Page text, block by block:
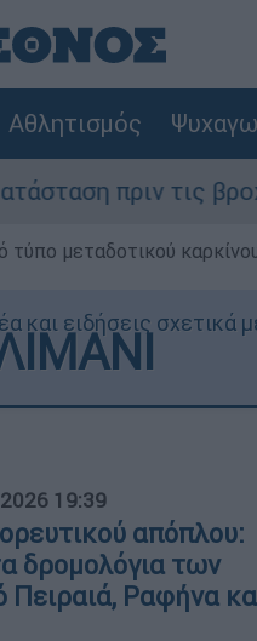
Αθλητισμός
βροχές
μεταδοτικού
και ειδήσεις σχετικά
19:39
απόπλου:
δρομολόγια των
Πειραιά, Ραφήνα